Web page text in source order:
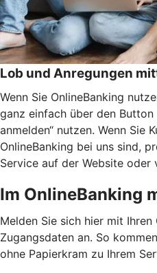
Lob und Anregungen
Wenn Sie OnlineBanking
ganz einfach über den Button
anmelden“ nutzen. Wenn Sie
OnlineBanking bei uns sind,
Service auf der Website oder
Im OnlineBanking
Melden Sie sich hier mit Ihren
Zugangsdaten an. So
ohne Papierkram zu Ihrem